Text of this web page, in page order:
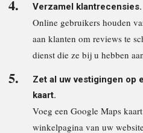
Verzamel klantrecensies.
Online gebruikers houden
aan klanten om reviews te
dienst die ze bij u hebben
Zet al uw vestigingen op
kaart.
Voeg een Google Maps
winkelpagina van uw